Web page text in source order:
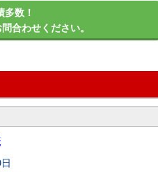
数！
合わせください。